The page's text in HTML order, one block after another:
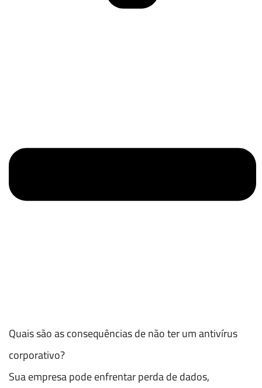
Quais são as consequências de não ter um antivírus
corporativo?
Sua empresa pode enfrentar perda de dados,